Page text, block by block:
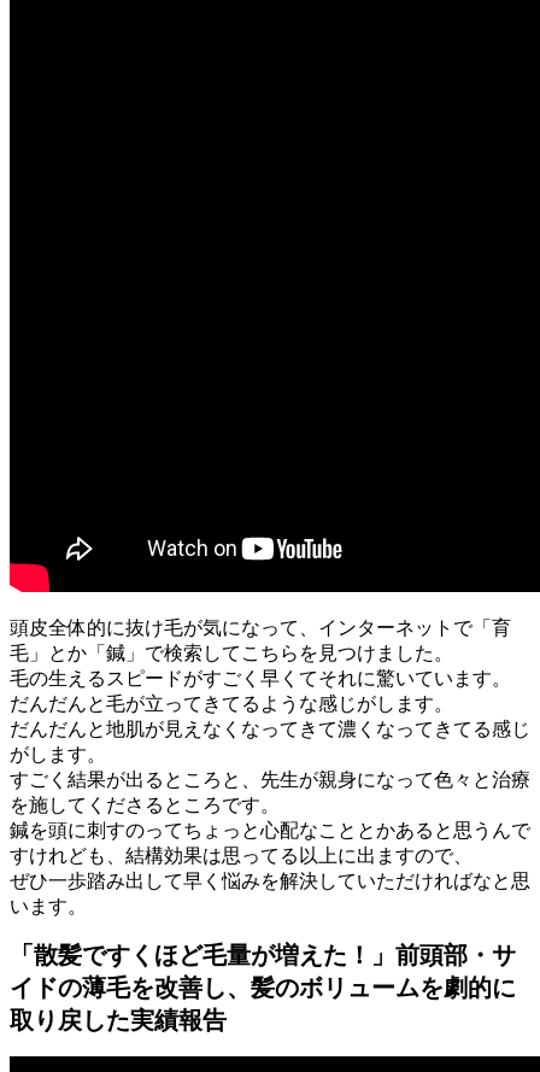
頭皮全体的に抜け毛が気になって、インターネットで「育
毛」とか「鍼」で検索してこちらを見つけました。
毛の生えるスピードがすごく早くてそれに驚いています。
だんだんと毛が立ってきてるような感じがします。
だんだんと地肌が見えなくなってきて濃くなってきてる感じ
がします。
すごく結果が出るところと、先生が親身になって色々と治療
を施してくださるところです。
鍼を頭に刺すのってちょっと心配なこととかあると思うんで
すけれども、結構効果は思ってる以上に出ますので、
ぜひ一歩踏み出して早く悩みを解決していただければなと思
います。
「散髪ですくほど毛量が増えた！」前頭部・サ
イドの薄毛を改善し、髪のボリュームを劇的に
取り戻した実績報告